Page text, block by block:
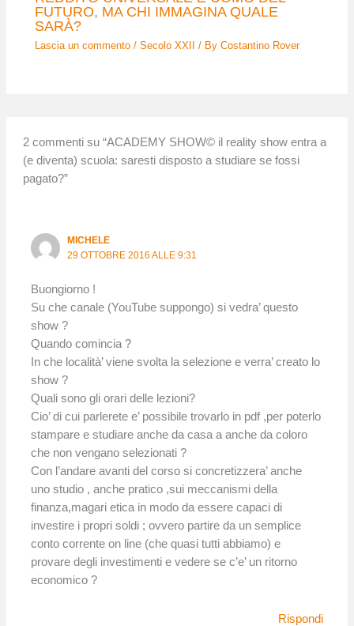
FUTURO, MA CHI IMMAGINA QUALE
SARÀ?
Lascia un commento /Secolo XXII / ByCostantino Rover
2 commenti su “ACADEMY SHOW© il reality show entra a
(e diventa) scuola: saresti disposto a studiare se fossi
pagato?”
MICHELE
29 OTTOBRE 2016 ALLE 9:31
Buongiorno !
Su che canale (YouTube suppongo) si vedra’ questo
show ?
Quando comincia ?
In che località’ viene svolta la selezione e verra’ creato lo
show ?
Quali sono gli orari delle lezioni?
Cio’ di cui parlerete e’ possibile trovarlo in pdf ,per poterlo
stampare e studiare anche da casa a anche da coloro
che non vengano selezionati ?
Con l’andare avanti del corso si concretizzera’ anche
uno studio , anche pratico ,sui meccanismi della
finanza,magari etica in modo da essere capaci di
investire i propri soldi ; ovvero partire da un semplice
conto corrente on line (che quasi tutti abbiamo) e
provare degli investimenti e vedere se c’e’ un ritorno
economico ?
Rispondi